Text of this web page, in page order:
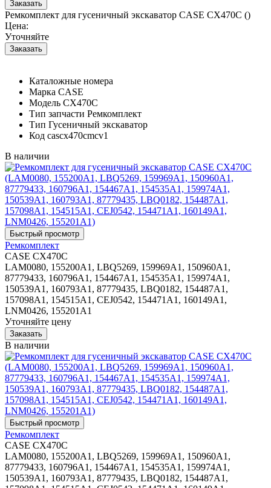
Ремкомплект для гусеничный экскаватор CASE CX470C ()
Цена:
Уточняйте
Каталожные номера
Марка CASE
Модель CX470C
Тип запчасти Ремкомплект
Тип Гусеничный экскаватор
Код cascx470cmcv1
В наличии
Ремкомплект
CASE CX470C
LAM0080, 155200A1, LBQ5269, 159969A1, 150960A1,
87779433, 160796A1, 154467A1, 154535A1, 159974A1,
150539A1, 160793A1, 87779435, LBQ0182, 154487A1,
157098A1, 154515A1, CEJ0542, 154471A1, 160149A1,
LNM0426, 155201A1
Уточняйте цену
В наличии
Ремкомплект
CASE CX470C
LAM0080, 155200A1, LBQ5269, 159969A1, 150960A1,
87779433, 160796A1, 154467A1, 154535A1, 159974A1,
150539A1, 160793A1, 87779435, LBQ0182, 154487A1,